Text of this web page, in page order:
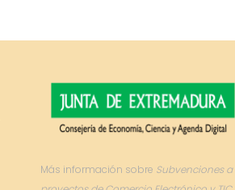
Más información sobre Subvenciones a